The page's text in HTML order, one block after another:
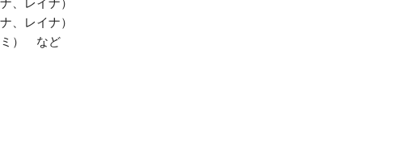
、レイナ）
ミ） など